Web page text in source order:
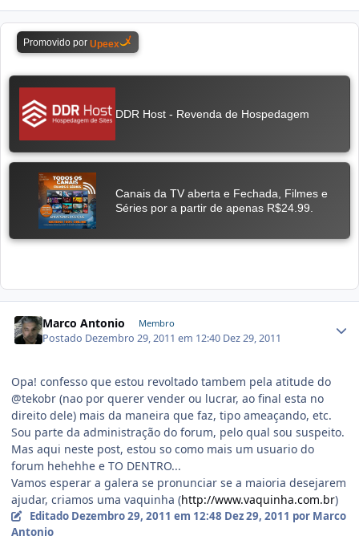
Marco Antonio Membro
Postado Dezembro 29, 2011 em 12:40 Dez 29, 2011
Opa! confesso que estou revoltado tambem pela atitude do
@tekobr (nao por querer vender ou lucrar, ao final esta no
direito dele) mais da maneira que faz, tipo ameaçando, etc.
Sou parte da administração do forum, pelo qual sou suspeito.
Mas aqui neste post, estou so como mais um usuario do
forum hehehhe e TO DENTRO...
Vamos esperar a galera se pronunciar se a maioria desejarem
ajudar, criamos uma vaquinha (http://www.vaquinha.com.br)
Editado Dezembro 29, 2011 em 12:48 Dez 29, 2011 por Marco
Antonio